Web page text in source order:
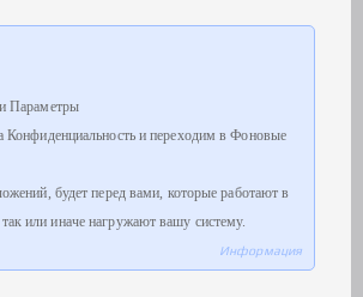
Параметры
Конфиденциальность и переходим в Фоновые
будет перед вами, которые работают в
или иначе нагружают вашу систему.
Информация